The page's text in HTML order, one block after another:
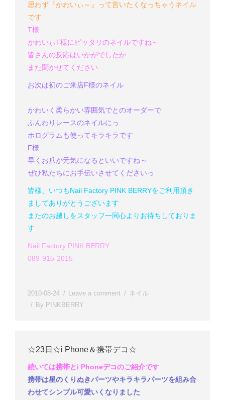
思わず『かわいぃ～』って言いたくなっちゃうネイル
です
T様
かわいぃT様にピッタリのネイルですね～
皆さんの反応はいかがでしたか
また聞かせてください
お次は初のご来店F様のネイル
かわいく柔らかい雰囲気でとのオーダーで
ふんわりレースのネイルにっ
ホログラムも使ってキラキラです
F様
早くお爪が元気になるといいですね～
ぜひ私たちにお手伝いさせてくださいっ
皆様、いつもNail Factory PINK BERRYをご利用頂き
ましてありがとうございます
またのお越しをスタッフ一同心よりお待ちしておりま
す
Nail Factory PINK BERRY
089-915-2015
2010-08-24 Leave a comment
ネイル
By PINKBERRY
☆23日☆i Phone＆携帯デコ☆
続いては携帯とi Phoneデコのご紹介です
携帯は星のくりぬきパーツやキラキラパーツを組み合
わせてシンプル可愛いくなりました